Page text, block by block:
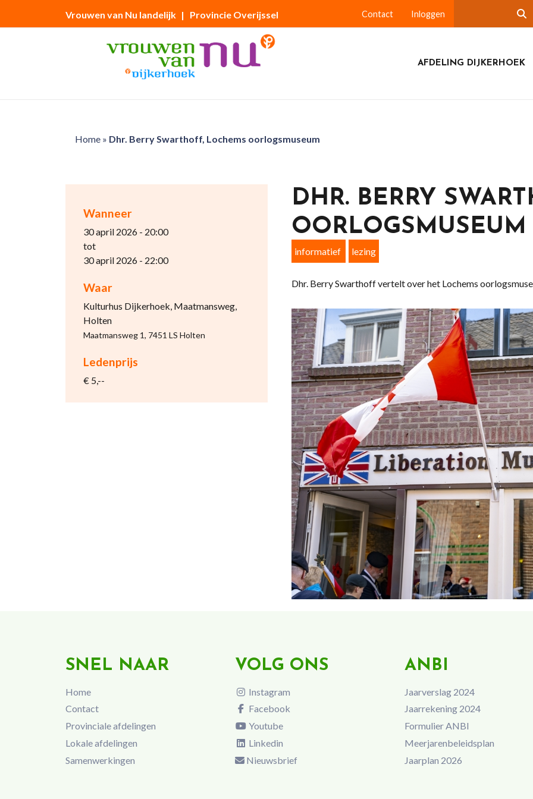
Vrouwen van Nu landelijk | Provincie Overijssel Contact Inloggen
AFDELING DIJKERHOEK
Home» Dhr. Berry Swarthoff, Lochems oorlogsmuseum
Wanneer
30 april 2026 - 20:00
tot
30 april 2026 - 22:00
Waar
Kulturhus Dijkerhoek, Maatmansweg,
Holten
Maatmansweg 1, 7451 LS Holten
Ledenprijs
€ 5,--
DHR. BERRY
OORLOGSMUSEUM
informatief lezing
Dhr. Berry Swarthoff vertelt over het Lochems
SNEL NAAR
Home
Contact
Provinciale afdelingen
Lokale afdelingen
Samenwerkingen
VOLG ONS
Instagram
Facebook
Youtube
Linkedin
Nieuwsbrief
ANBI
Jaarverslag 2024
Jaarrekening 2024
Formulier ANBI
Meerjarenbeleidsplan
Jaarplan 2026